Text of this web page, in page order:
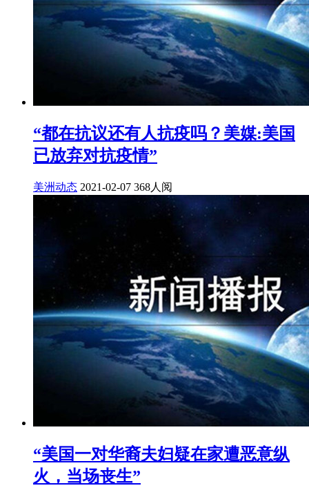
“都在抗议还有人抗疫吗？美媒:美国
已放弃对抗疫情”
美洲动态 2021-02-07 368人阅
“美国一对华裔夫妇疑在家遭恶意纵
火，当场丧生”